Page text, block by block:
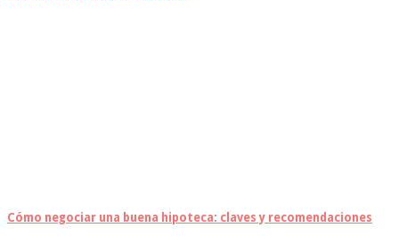
Cómo negociar una buena hipoteca: claves y recomendaciones